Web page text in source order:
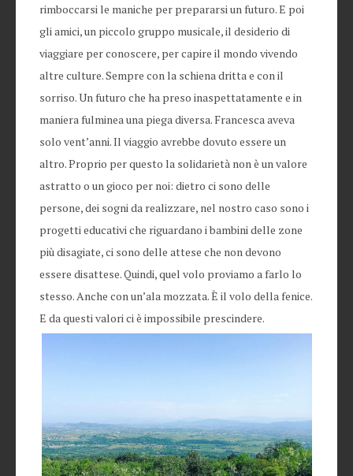
rimboccarsi le maniche per prepararsi un futuro. E poi
gli amici, un piccolo gruppo musicale, il desiderio di
viaggiare per conoscere, per capire il mondo vivendo
altre culture. Sempre con la schiena dritta e con il
sorriso. Un futuro che ha preso inaspettatamente e in
maniera fulminea una piega diversa. Francesca aveva
solo vent’anni. Il viaggio avrebbe dovuto essere un
altro. Proprio per questo la solidarietà non è un valore
astratto o un gioco per noi: dietro ci sono delle
persone, dei sogni da realizzare, nel nostro caso sono i
progetti educativi che riguardano i bambini delle zone
più disagiate, ci sono delle attese che non devono
essere disattese. Quindi, quel volo proviamo a farlo lo
stesso. Anche con un’ala mozzata. È il volo della fenice.
E da questi valori ci è impossibile prescindere.